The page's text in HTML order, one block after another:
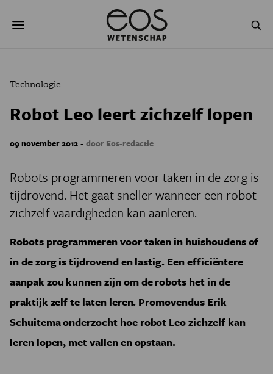
naar
GESCHIEDENIS
PODCAST
JONGE UITDAGERS
Technologie
Robot Leo leert zichzelf lopen
09 november 2012 - door Eos-redactie
Robots programmeren voor taken in de zorg is
tijdrovend. Het gaat sneller wanneer een robot
zichzelf vaardigheden kan aanleren.
Robots programmeren voor taken in huishoudens of
in de zorg is tijdrovend en lastig. Een efficiëntere
aanpak zou kunnen zijn om de robots het in de
praktijk zelf te laten leren. Promovendus Erik
Schuitema onderzocht hoe robot Leo zichzelf kan
leren lopen, met vallen en opstaan.